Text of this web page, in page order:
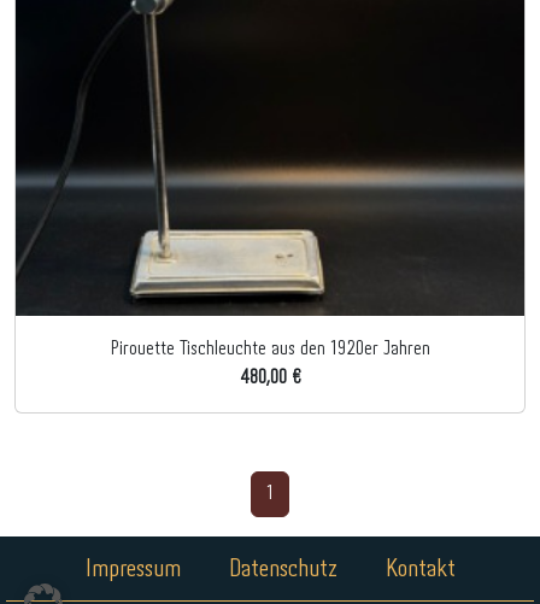
Pirouette Tischleuchte aus den 1920er Jahren
480,00 €
Impressum Datenschutz Kontakt